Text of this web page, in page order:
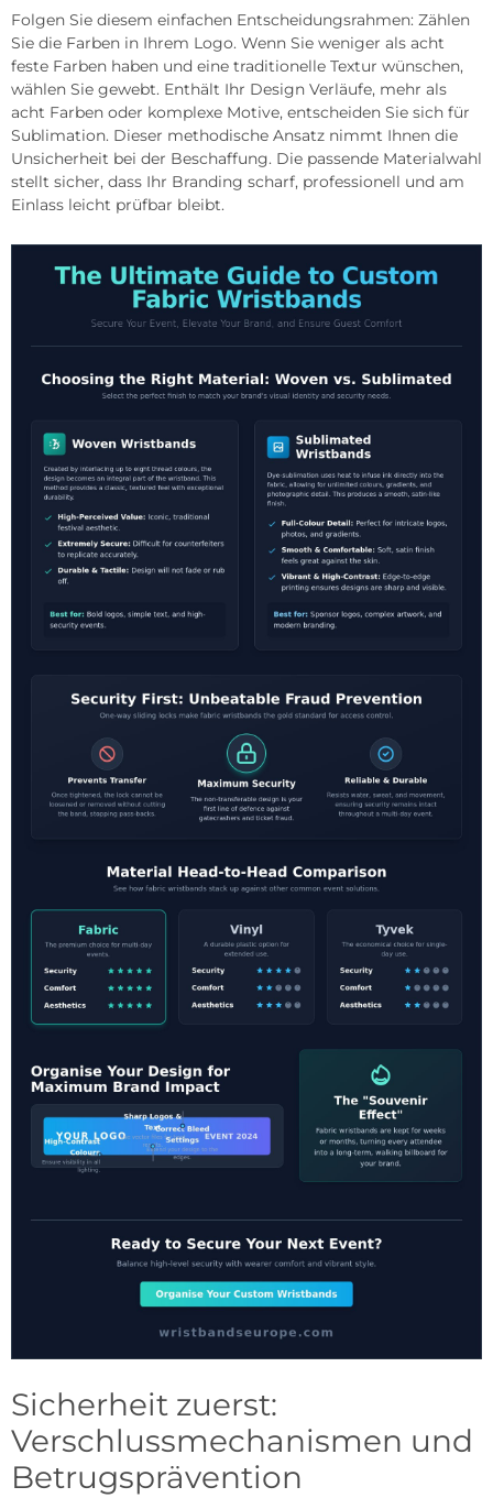
Folgen Sie diesem einfachen Entscheidungsrahmen: Zählen
Sie die Farben in Ihrem Logo. Wenn Sie weniger als acht
feste Farben haben und eine traditionelle Textur wünschen,
wählen Sie gewebt. Enthält Ihr Design Verläufe, mehr als
acht Farben oder komplexe Motive, entscheiden Sie sich für
Sublimation. Dieser methodische Ansatz nimmt Ihnen die
Unsicherheit bei der Beschaffung. Die passende Materialwahl
stellt sicher, dass Ihr Branding scharf, professionell und am
Einlass leicht prüfbar bleibt.
Sicherheit zuerst:
Verschlussmechanismen und
Betrugsprävention